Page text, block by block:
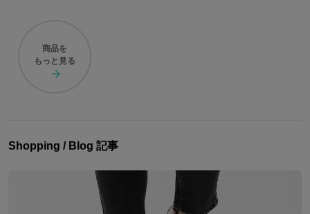
商品を
もっと見る
Shopping / Blog 記事